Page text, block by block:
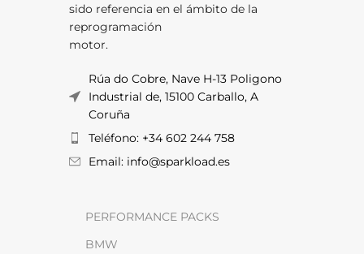
sido referencia en el ámbito de la
reprogramación
motor.
Rúa do Cobre, Nave H-13 Poligono
Industrial de, 15100 Carballo, A
Coruña
Teléfono: +34 602 244 758
Email: info@sparkload.es
PERFORMANCE PACKS
BMW